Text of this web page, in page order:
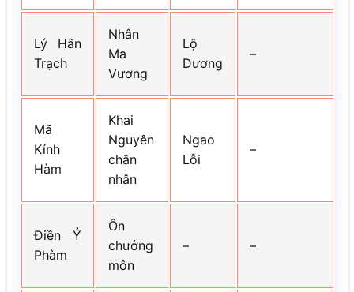
Lý Hân
Trạch
Nhân
Ma
Vương
Lộ
Dương
–
Mã
Kính
Hàm
Khai
Nguyên
chân
nhân
Ngao
Lỗi
–
Điền Ỷ
Phàm
Ôn
chưởng
môn
– –